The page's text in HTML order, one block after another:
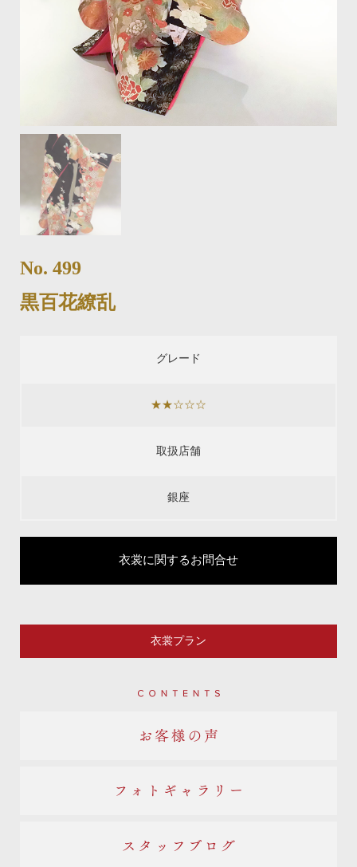
No. 499
黒百花繚乱
グレード
★★☆☆☆
取扱店舗
銀座
衣裳に関するお問合せ
衣裳プラン
Contents
お客様の声
フォトギャラリー
スタッフブログ